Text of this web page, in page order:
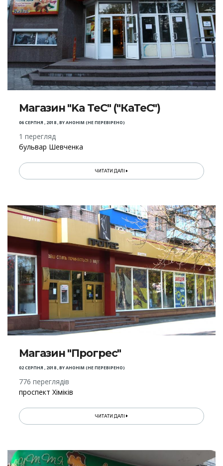
Магазин "Ka TeC" ("КаТеС")
06 СЕРПНЯ , 2018,BYАНОНІМ (НЕ ПЕРЕВІРЕНО)
1 перегляд
бульвар Шевченка
ЧИТАТИ ДАЛІ
Магазин "Прогрес"
02 СЕРПНЯ , 2018,BYАНОНІМ (НЕ ПЕРЕВІРЕНО)
776 переглядів
проспект Хіміків
ЧИТАТИ ДАЛІ